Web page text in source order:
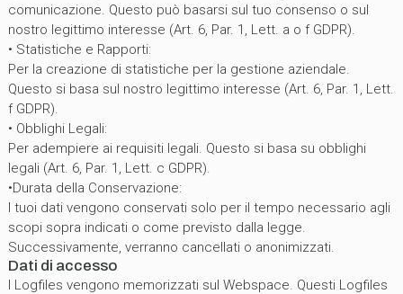
comunicazione. Questo può basarsi sul tuo consenso o sul
nostro legittimo interesse (Art. 6, Par. 1, Lett. a o f GDPR).
• Statistiche e Rapporti:
Per la creazione di statistiche per la gestione aziendale.
Questo si basa sul nostro legittimo interesse (Art. 6, Par. 1, Lett.
f GDPR).
• Obblighi Legali:
Per adempiere ai requisiti legali. Questo si basa su obblighi
legali (Art. 6, Par. 1, Lett. c GDPR).
•Durata della Conservazione:
I tuoi dati vengono conservati solo per il tempo necessario agli
scopi sopra indicati o come previsto dalla legge.
Successivamente, verranno cancellati o anonimizzati.
Dati di accesso
I Logfiles vengono memorizzati sul Webspace. Questi Logfiles